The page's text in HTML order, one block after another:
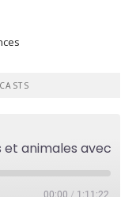
00:00 / 1:11:22